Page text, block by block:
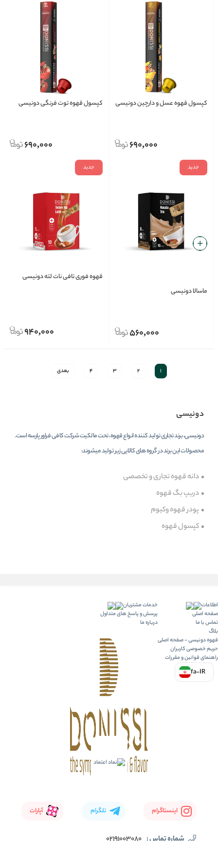
کپسول قهوه عسل و دارچین دونیسی
690,000
کپسول قهوه توت فرنگی دونیسی
690,000
جدید
ماسالا دونیسی
560,000
جدید
قهوه فوری تافی نات لته دونیسی
940,000
1
2
3
4 بعدی
دونیسی
دونیسی، برند تجاری تولید کننده انواع قهوه، تحت مالکیت شرکت کافی فراور پارسه است.
محصولات این برند در گروه های کالایی زیر تولید میشوند:
دانه قهوه تجاری و تخصصی
دریپ بگ قهوه
پودر قهوه وکیوم
کپسول قهوه
اطلاعات
صفحه اصلی
تماس با ما
بلاگ
قهوه دونیسی - صفحه اصلی
حریم خصوصی کاربران
راهنمای قوانین و مقررات
خدمات مشتریان
پرسش و پاسخ های متداول
درباره ما
fa-IR
اینستاگرام تلگرام آپارات